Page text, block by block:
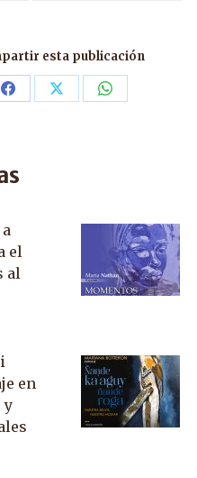
esta publicación
Share Share Share
el
al
en
y